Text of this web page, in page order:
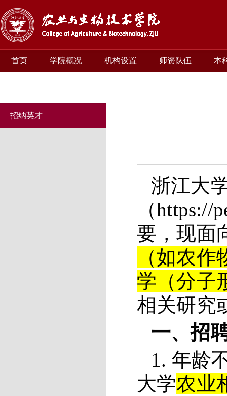
首页 学院概况 机构设置 师资队伍 本
招纳英才
浙江大
（https://
要，现面
（如农
学（分子
相关研究
一、招
1. 年龄
大学农业